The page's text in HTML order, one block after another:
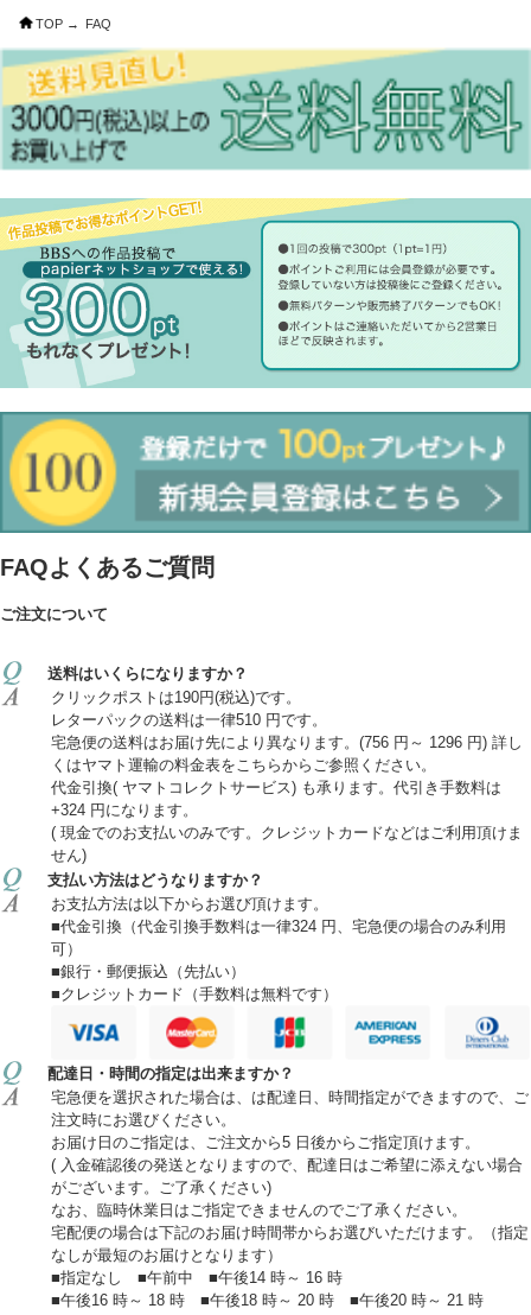
TOP → FAQ
FAQよくあるご質問
ご注文について
送料はいくらになりますか？
クリックポストは190円(税込)です。
レターパックの送料は一律510 円です。
宅急便の送料はお届け先により異なります。(756 円～ 1296 円) 詳し
くはヤマト運輸の料金表をこちらからご参照ください。
代金引換( ヤマトコレクトサービス) も承ります。代引き手数料は
+324 円になります。
( 現金でのお支払いのみです。クレジットカードなどはご利用頂けま
せん)
支払い方法はどうなりますか？
お支払方法は以下からお選び頂けます。
■代金引換（代金引換手数料は一律324 円、宅急便の場合のみ利用
可）
■銀行・郵便振込（先払い）
■クレジットカード（手数料は無料です）
配達日・時間の指定は出来ますか？
宅急便を選択された場合は、は配達日、時間指定ができますので、ご
注文時にお選びください。
お届け日のご指定は、ご注文から5 日後からご指定頂けます。
( 入金確認後の発送となりますので、配達日はご希望に添えない場合
がございます。ご了承ください)
なお、臨時休業日はご指定できませんのでご了承ください。
宅配便の場合は下記のお届け時間帯からお選びいただけます。（指定
なしが最短のお届けとなります）
■指定なし ■午前中 ■午後14 時～ 16 時
■午後16 時～ 18 時 ■午後18 時～ 20 時 ■午後20 時～ 21 時